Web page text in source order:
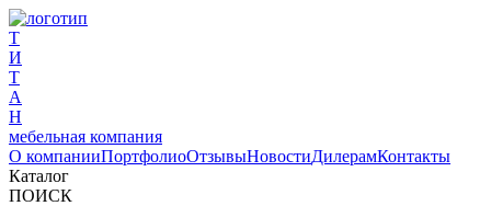
Т
И
Т
А
Н
мебельная компания
О компанииПортфолиоОтзывыНовостиДилерамКонтакты
Каталог
ПОИСК